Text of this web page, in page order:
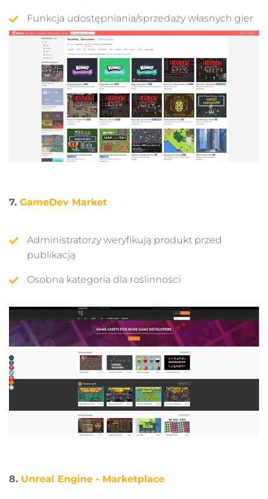
Funkcja udostępniania/sprzedaży własnych gier
7. GameDev Market
Administratorzy weryfikują produkt przed
publikacją
Osobna kategoria dla roślinności
8. Unreal Engine - Marketplace